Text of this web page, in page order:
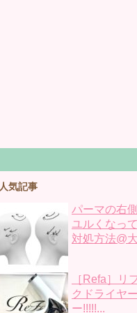
人気記事
パーマの右
ユルくなっ
対処方法@
［Refa］リ
クドライヤ
ー!!!!!...